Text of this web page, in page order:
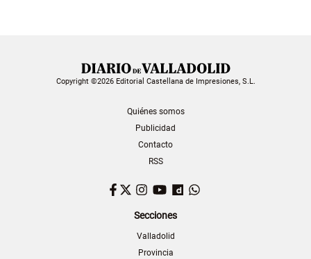
Copyright ©2026 Editorial Castellana de Impresiones, S.L.
Quiénes somos
Publicidad
Contacto
RSS
Facebook
TwitterInstagram
YouTubeDailymotion
Secciones
Valladolid
Provincia